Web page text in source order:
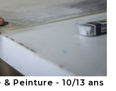
Peinture - 10/13 ans